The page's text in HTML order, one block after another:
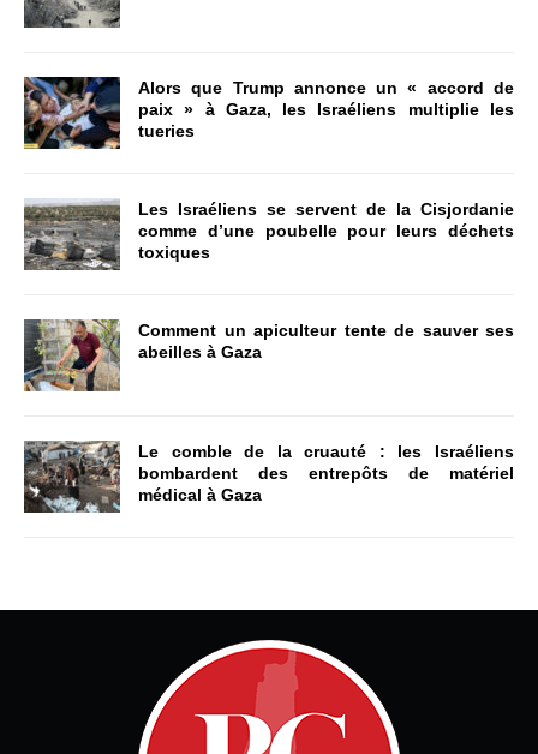
Alors que Trump annonce un « accord de
paix » à Gaza, les Israéliens multiplie les
tueries
Les Israéliens se servent de la Cisjordanie
comme d’une poubelle pour leurs déchets
toxiques
Comment un apiculteur tente de sauver ses
abeilles à Gaza
Le comble de la cruauté : les Israéliens
bombardent des entrepôts de matériel
médical à Gaza